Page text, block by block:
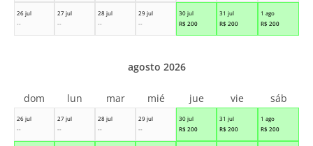
26 jul
--
27 jul
--
28 jul
--
29 jul
--
30 jul
R$ 200
31 jul
R$ 200
1 ago
R$ 200
26 jul
--
27 jul
--
28 jul
--
29 jul
--
30 jul
R$ 200
31 jul
R$ 200
1 ago
R$ 200
agosto 2026
dom lun mar mié jue vie sáb